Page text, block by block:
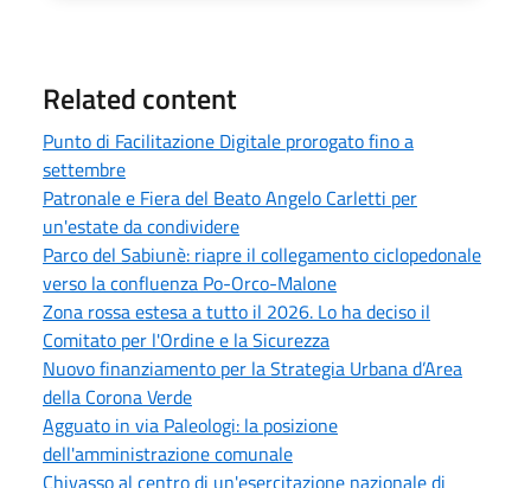
Related content
Punto di Facilitazione Digitale prorogato fino a
settembre
Patronale e Fiera del Beato Angelo Carletti per
un'estate da condividere
Parco del Sabiunè: riapre il collegamento ciclopedonale
verso la confluenza Po-Orco-Malone
Zona rossa estesa a tutto il 2026. Lo ha deciso il
Comitato per l'Ordine e la Sicurezza
Nuovo finanziamento per la Strategia Urbana d’Area
della Corona Verde
Agguato in via Paleologi: la posizione
dell'amministrazione comunale
Chivasso al centro di un'esercitazione nazionale di